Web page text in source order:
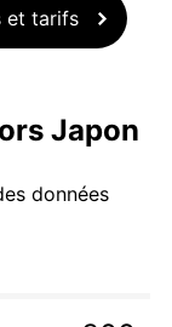
et tarifs
Japon
données